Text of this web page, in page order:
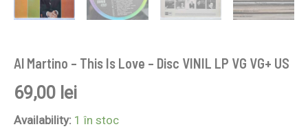
Al Martino – This Is Love – Disc VINIL LP VG VG+ US
69,00 lei
Availability: 1 în stoc